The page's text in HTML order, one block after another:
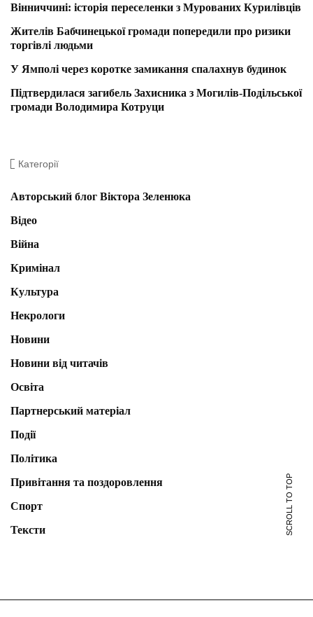
Вінниччині: історія переселенки з Мурованих Курилівців
Жителів Бабчинецької громади попередили про ризики
торгівлі людьми
У Ямполі через коротке замикання спалахнув будинок
Підтвердилася загибель Захисника з Могилів-Подільської
громади Володимира Котруци
Категорії
Авторський блог Віктора Зеленюка
Відео
Війна
Кримінал
Культура
Некрологи
Новини
Новини від читачів
Освіта
Партнерський матеріал
Події
Політика
Привітання та поздоровлення
Спорт
Тексти
SCROLL TO TOP